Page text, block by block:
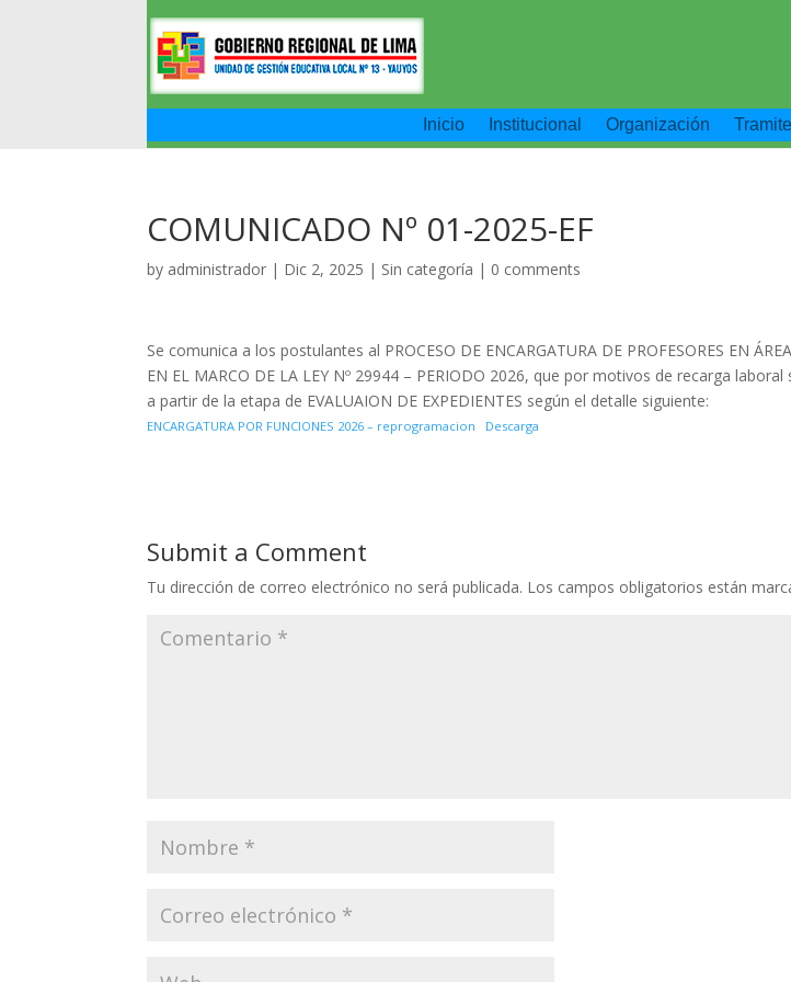
Inicio Institucional Organización
COMUNICADO Nº 01-2025-EF
by administrador | Dic 2, 2025 | Sin categoría | 0 comments
Se comunica a los postulantes al PROCESO DE ENCARGATURA DE PROFESORES EN
EN EL MARCO DE LA LEY Nº 29944 – PERIODO 2026, que por motivos de recarga
a partir de la etapa de EVALUAION DE EXPEDIENTES según el detalle siguiente:
ENCARGATURA POR FUNCIONES 2026 – reprogramacion Descarga
Submit a Comment
Tu dirección de correo electrónico no será publicada. Los campos obligatorios están